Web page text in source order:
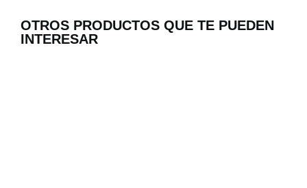
OTROS PRODUCTOS QUE TE PUEDEN
INTERESAR